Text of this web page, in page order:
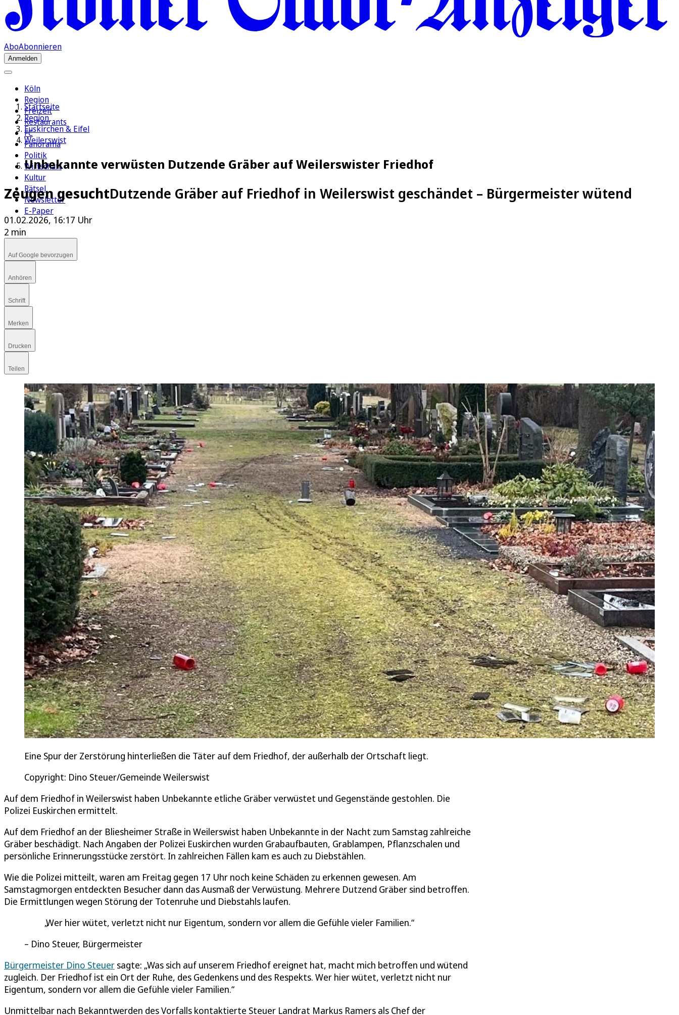
AboAbonnieren
Anmelden
Köln
Region
Freizeit
Restaurants
FC
Panorama
Politik
Wirtschaft
Kultur
Rätsel
Newsletter
E-Paper
Startseite
Region
Euskirchen & Eifel
Weilerswist
Unbekannte verwüsten Dutzende Gräber auf Weilerswister Friedhof
Zeugen gesuchtDutzende Gräber auf Friedhof in Weilerswist geschändet – Bürgermeister wütend
01.02.2026, 16:17 Uhr
2 min
Auf Google bevorzugen
Anhören
Schrift
Merken
Drucken
Teilen
Eine Spur der Zerstörung hinterließen die Täter auf dem Friedhof, der außerhalb der Ortschaft liegt.
Copyright: Dino Steuer/Gemeinde Weilerswist
Auf dem Friedhof in Weilerswist haben Unbekannte etliche Gräber verwüstet und Gegenstände gestohlen. Die
Polizei Euskirchen ermittelt.
Auf dem Friedhof an der Bliesheimer Straße in Weilerswist haben Unbekannte in der Nacht zum Samstag zahlreiche
Gräber beschädigt. Nach Angaben der Polizei Euskirchen wurden Grabaufbauten, Grablampen, Pflanzschalen und
persönliche Erinnerungsstücke zerstört. In zahlreichen Fällen kam es auch zu Diebstählen.
Wie die Polizei mitteilt, waren am Freitag gegen 17 Uhr noch keine Schäden zu erkennen gewesen. Am
Samstagmorgen entdeckten Besucher dann das Ausmaß der Verwüstung. Mehrere Dutzend Gräber sind betroffen.
Die Ermittlungen wegen Störung der Totenruhe und Diebstahls laufen.
Wer hier wütet, verletzt nicht nur Eigentum, sondern vor allem die Gefühle vieler Familien.
Dino Steuer, Bürgermeister
Bürgermeister Dino Steuer sagte: „Was sich auf unserem Friedhof ereignet hat, macht mich betroffen und wütend
zugleich. Der Friedhof ist ein Ort der Ruhe, des Gedenkens und des Respekts. Wer hier wütet, verletzt nicht nur
Eigentum, sondern vor allem die Gefühle vieler Familien.“
Unmittelbar nach Bekanntwerden des Vorfalls kontaktierte Steuer Landrat Markus Ramers als Chef der